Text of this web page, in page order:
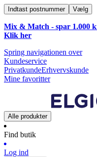
Indtast postnummer Vælg
Mix & Match - spar 1.000
Klik her
Spring navigationen over
Kundeservice
PrivatkundeErhvervskunde
Mine favoritter
Alle produkter
Find butik
Log ind